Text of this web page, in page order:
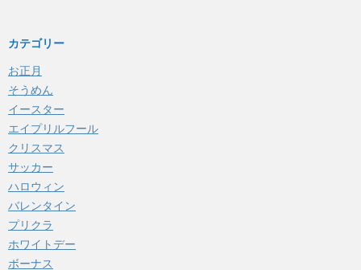
カテゴリー
お正月
そうめん
イースター
エイプリルフール
クリスマス
サッカー
ハロウィン
バレンタイン
プリクラ
ホワイトデー
ボーナス